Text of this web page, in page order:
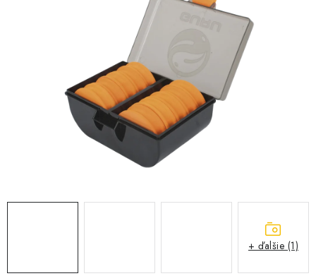
KRMIVÁ,NÁSTRAHY
BIŽUTERIA-DOPLNKY
+ ďalšie (1)